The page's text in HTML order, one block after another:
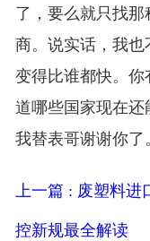
了，要么就只找
商。说实话，我
变得比谁都快。
道哪些国家现在还
我替表哥谢谢你了
上一篇 : 废塑料进
控新规最全解读